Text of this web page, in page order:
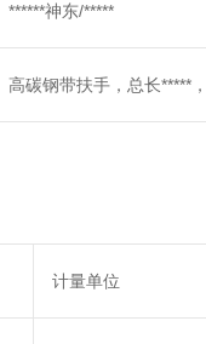
******神东/*****
高碳钢带扶手，总长*****
计量单位